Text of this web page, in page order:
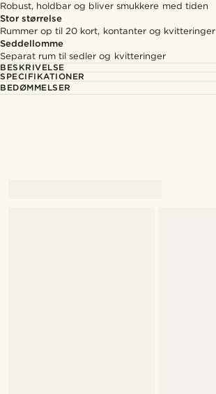
Robust, holdbar og bliver smukkere med tiden
Stor størrelse
Rummer op til 20 kort, kontanter og kvitteringer
Seddellomme
Separat rum til sedler og kvitteringer
BESKRIVELSE
SPECIFIKATIONER
BEDØMMELSER